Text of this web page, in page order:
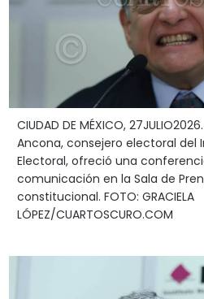
CIUDAD DE MÉXICO,
Ancona, consejero electoral del
Electoral, ofreció una
comunicación en la Sala de
constitucional. FOTO: GRACIELA
LÓPEZ/CUARTOSCURO.COM